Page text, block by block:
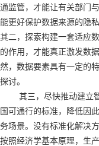
通监管，才能让有关部门
能更好保护数据来源的
其二，探索构建一套适应
的作用，才能真正激发数
然，数据要素具有一定的
探讨。
其三，尽快推动建立智
国可通行的标准，降低因
务场景。没有标准化解
按照经济学基本原理，生